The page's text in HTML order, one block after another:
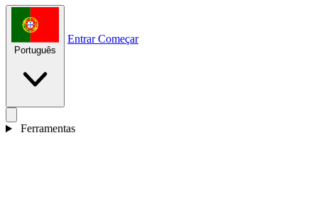
Português
EntrarComeçar
Ferramentas